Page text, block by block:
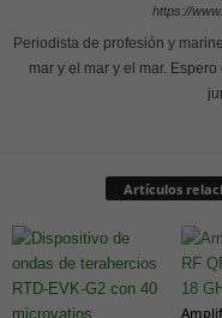
https://
Periodista de profesión y
mar y el mar y el mar.
Artículos